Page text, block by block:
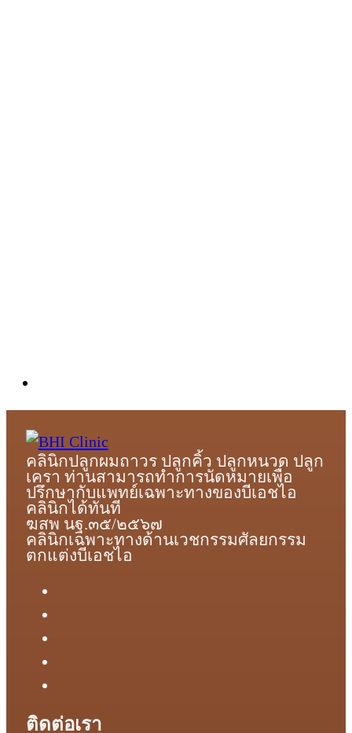
คลินิกปลูกผมถาวร ปลูกคิ้ว ปลูกหนวด ปลูก
เครา ท่านสามารถทำการนัดหมายเพื่อ
ปรึกษากับแพทย์เฉพาะทางของบีเอชไอ
คลินิกได้ทันที
ฆสพ นฐ.๓๕/๒๕๖๗
คลินิกเฉพาะทางด้านเวชกรรมศัลยกรรม
ตกแต่งบีเอชไอ
ติดต่อเรา